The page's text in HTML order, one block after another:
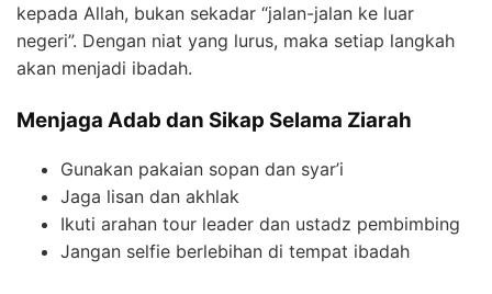
kepada Allah, bukan sekadar “jalan-jalan ke luar
negeri”. Dengan niat yang lurus, maka setiap langkah
akan menjadi ibadah.
Menjaga Adab dan Sikap Selama Ziarah
Gunakan pakaian sopan dan syar’i
Jaga lisan dan akhlak
Ikuti arahan tour leader dan ustadz pembimbing
Jangan selfie berlebihan di tempat ibadah